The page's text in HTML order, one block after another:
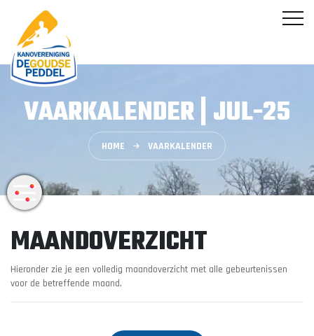
VAARKALENDER | JUL-25
HOME VAARKALENDER
MAANDOVERZICHT
Hieronder zie je een volledig maandoverzicht met alle gebeurtenissen
voor de betreffende maand.